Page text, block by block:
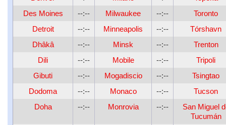
Des Moines
--:-- Milwaukee --:--
Toronto
Detroit
--:-- Minneapolis --:--
Tórshavn
Dhâkâ
--:-- Minsk --:--
Trenton
Dili
--:-- Mobile --:--
Tripoli
Gibuti
--:-- Mogadiscio --:--
Tsingtao
Dodoma
--:-- Monaco --:--
Tucson
Doha
--:-- Monrovia --:--
San Miguel
Tucumán